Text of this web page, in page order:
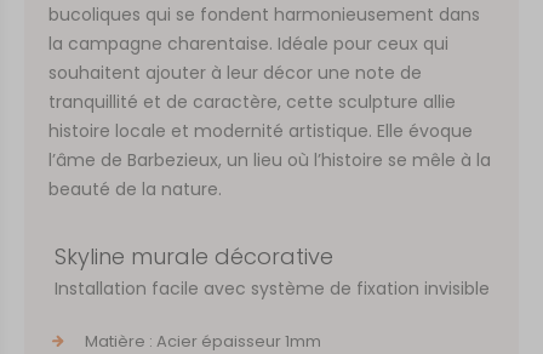
bucoliques qui se fondent harmonieusement dans
la campagne charentaise. Idéale pour ceux qui
souhaitent ajouter à leur décor une note de
tranquillité et de caractère, cette sculpture allie
histoire locale et modernité artistique. Elle évoque
l’âme de Barbezieux, un lieu où l’histoire se mêle à la
beauté de la nature.
Skyline murale décorative
Installation facile avec système de fixation invisible
Matière : Acier épaisseur 1mm